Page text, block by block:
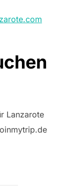
Lanzarote